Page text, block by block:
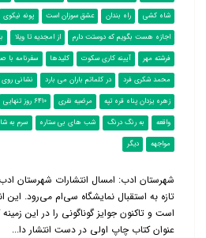
شاه کشی
راه بندان عشق سوزان است پونه نیکوی
اجازه هست بگویم که دوستت دارم
از امجدیه تا ویلا
فرشته مهر
آیینه کاری سکوت کلیدها سفرنامه با
محمد شکری فرد
در کلماتم باران می بارد
نشانی روی
زهره یزدان پناه قره تپه
مرضیه نفری 6410 روز تنهایی
واقعه
به رنگ درنگ شب های بی ستاره سرم به
مواجهه
دیگر
شهرستان ادب: امسال انتشارات شهرستان
تازه به استقبال نمایشگاه سی‌ام می‌رود. این
است و تاکنون جوایز گوناگونی را در این
عنوان کتاب چاپ اولی در دست انتشار دا...